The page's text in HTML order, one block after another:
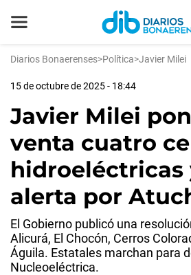
Diarios Bonaerenses>Política>Javier Milei
15 de octubre de 2025 - 18:44
Javier Milei
venta cuatro
hidroeléctricas
alerta por
El Gobierno publicó una
Alicurá, El Chocón, Cerros
Águila. Estatales marchan para
Nucleoeléctrica.